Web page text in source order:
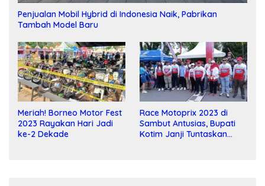
Penjualan Mobil Hybrid di Indonesia Naik, Pabrikan
Tambah Model Baru
Meriah! Borneo Motor Fest
2023 Rayakan Hari Jadi
ke-2 Dekade
Race Motoprix 2023 di
Sambut Antusias, Bupati
Kotim Janji Tuntaskan